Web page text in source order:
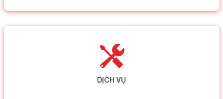
DỊCH VỤ